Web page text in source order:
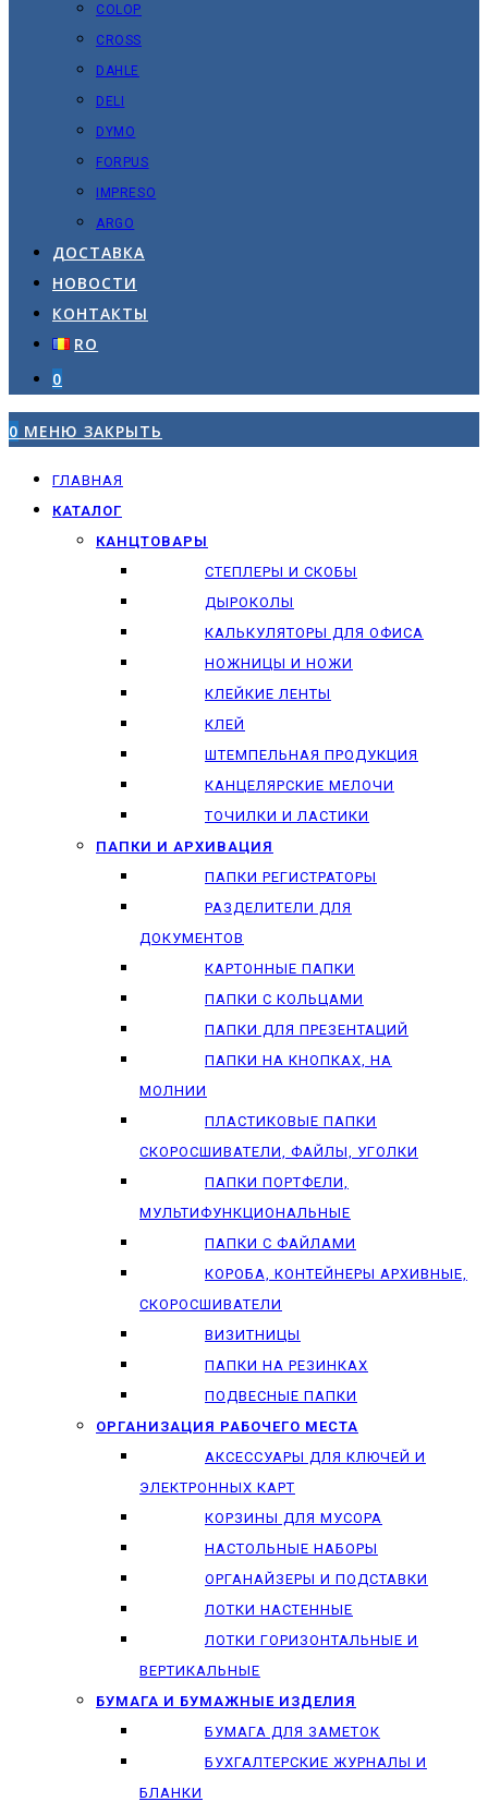
COLOP
CROSS
DAHLE
DELI
DYMO
FORPUS
IMPRESO
ARGO
ДОСТАВКА
НОВОСТИ
КОНТАКТЫ
RO
0
0 МЕНЮ ЗАКРЫТЬ
ГЛАВНАЯ
КАТАЛОГ
КАНЦТОВАРЫ
СТЕПЛЕРЫ И СКОБЫ
ДЫРОКОЛЫ
КАЛЬКУЛЯТОРЫ ДЛЯ ОФИСА
НОЖНИЦЫ И НОЖИ
КЛЕЙКИЕ ЛЕНТЫ
КЛЕЙ
ШТЕМПЕЛЬНАЯ ПРОДУКЦИЯ
КАНЦЕЛЯРСКИЕ МЕЛОЧИ
ТОЧИЛКИ И ЛАСТИКИ
ПАПКИ И АРХИВАЦИЯ
ПАПКИ РЕГИСТРАТОРЫ
РАЗДЕЛИТЕЛИ ДЛЯ
ДОКУМЕНТОВ
КАРТОННЫЕ ПАПКИ
ПАПКИ С КОЛЬЦАМИ
ПАПКИ ДЛЯ ПРЕЗЕНТАЦИЙ
ПАПКИ НА КНОПКАХ, НА
МОЛНИИ
ПЛАСТИКОВЫЕ ПАПКИ
СКОРОСШИВАТЕЛИ, ФАЙЛЫ, УГОЛКИ
ПАПКИ ПОРТФЕЛИ,
МУЛЬТИФУНКЦИОНАЛЬНЫЕ
ПАПКИ С ФАЙЛАМИ
КОРОБА, КОНТЕЙНЕРЫ АРХИВНЫЕ,
СКОРОСШИВАТЕЛИ
ВИЗИТНИЦЫ
ПАПКИ НА РЕЗИНКАХ
ПОДВЕСНЫЕ ПАПКИ
ОРГАНИЗАЦИЯ РАБОЧЕГО МЕСТА
АКСЕССУАРЫ ДЛЯ КЛЮЧЕЙ И
ЭЛЕКТРОННЫХ КАРТ
КОРЗИНЫ ДЛЯ МУСОРА
НАСТОЛЬНЫЕ НАБОРЫ
ОРГАНАЙЗЕРЫ И ПОДСТАВКИ
ЛОТКИ НАСТЕННЫЕ
ЛОТКИ ГОРИЗОНТАЛЬНЫЕ И
ВЕРТИКАЛЬНЫЕ
БУМАГА И БУМАЖНЫЕ ИЗДЕЛИЯ
БУМАГА ДЛЯ ЗАМЕТОК
БУХГАЛТЕРСКИЕ ЖУРНАЛЫ И
БЛАНКИ